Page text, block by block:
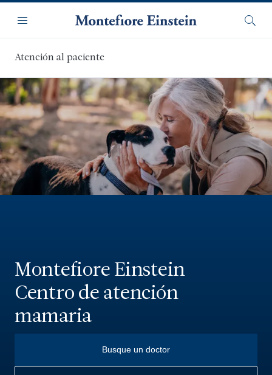
contenido
Navegación
Menú
Atención al paciente
Montefiore Einstein
Centro de atención
mamaria
Busque un doctor